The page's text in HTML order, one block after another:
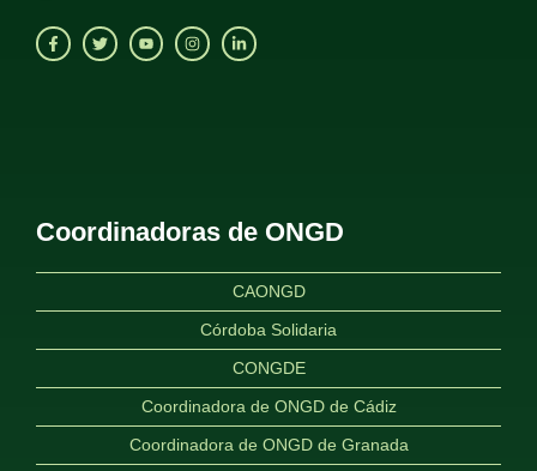
Coordinadoras de ONGD
CAONGD
Córdoba Solidaria
CONGDE
Coordinadora de ONGD de Cádiz
Coordinadora de ONGD de Granada